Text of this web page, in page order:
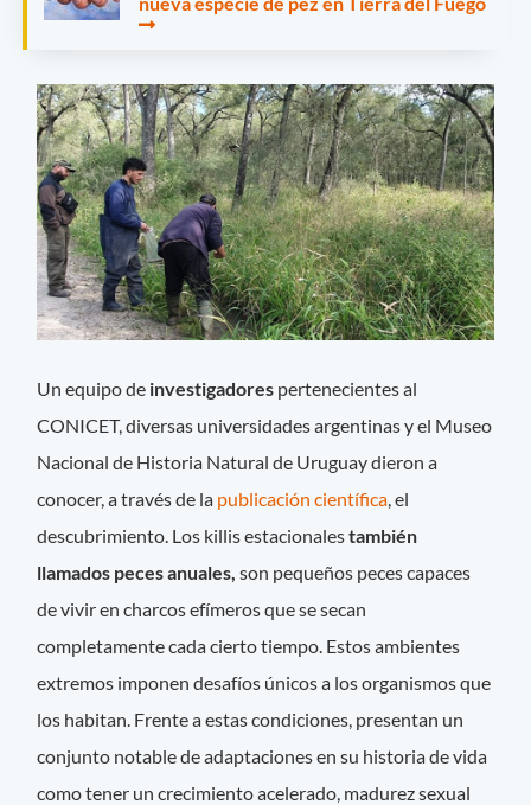
Un equipo de investigadores pertenecientes al
CONICET, diversas universidades argentinas y el Museo
Nacional de Historia Natural de Uruguay dieron a
conocer, a través de la publicación científica , el
descubrimiento. Los killis estacionalestambién
llamados peces anuales, son pequeños peces capaces
de vivir en charcos efímeros que se secan
completamente cada cierto tiempo. Estos ambientes
extremos imponen desafíos únicos a los organismos que
los habitan. Frente a estas condiciones, presentan un
conjunto notable de adaptaciones en su historia de vida
como tener un crecimiento acelerado, madurez sexual